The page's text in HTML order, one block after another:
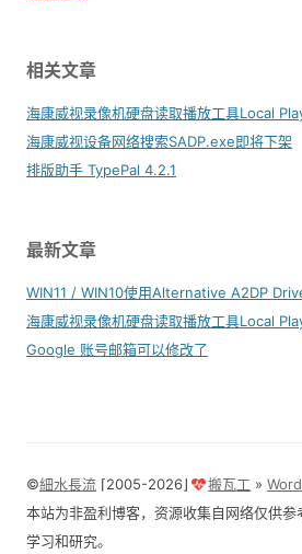
相关文章
海康威视录像机硬盘读取播放工具Local
海康威视设备网络搜索SADP.exe即将下架
排版助手 TypePal 4.2.1
最新文章
WIN11 / WIN10使用Alternative A2DP
海康威视录像机硬盘读取播放工具Local
Google 账号邮箱可以修改了
©細水長流 ⌈2005-2026⌋ 搬瓦工 »
本站为非盈利博客，资源收集自网络仅供
学习和研究。